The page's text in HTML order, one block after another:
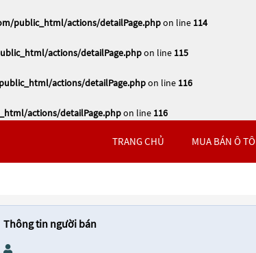
public_html/actions/detailPage.phpon line 114
actions/detailPage.phpon line 115
actions/detailPage.phpon line 116
actions/detailPage.phpon line 116
TRANG CHỦ MUA BÁN Ô TÔ
Thông tin người bán